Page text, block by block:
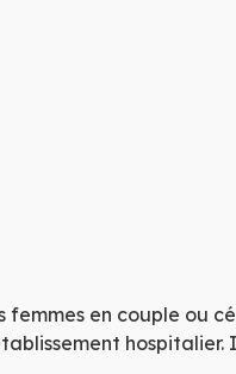
femmes en couple ou